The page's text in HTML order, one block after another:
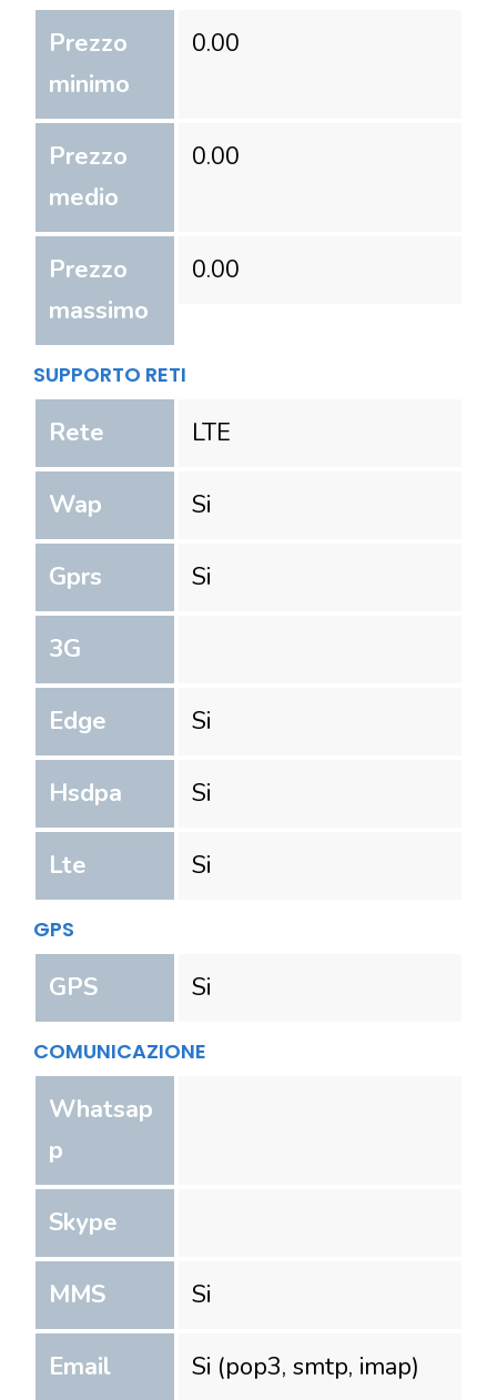
Prezzo
minimo
0.00
Prezzo
medio
0.00
Prezzo
massimo
0.00
SUPPORTO RETI
Rete LTE
Wap Si
Gprs Si
3G
Edge Si
Hsdpa Si
Lte Si
GPS
GPS Si
COMUNICAZIONE
Whatsap
p
Skype
MMS Si
Email Si (pop3, smtp, imap)